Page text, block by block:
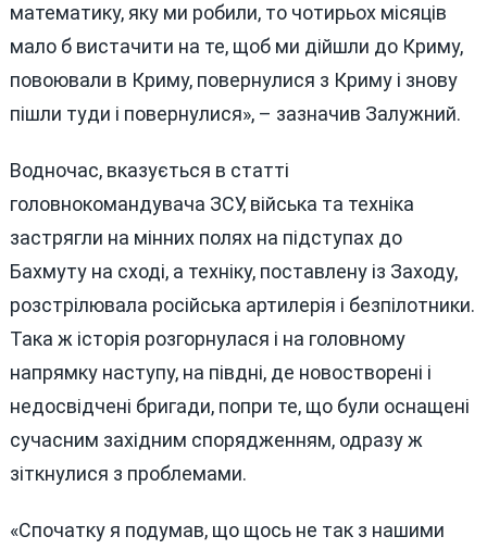
математику, яку ми робили, то чотирьох місяців
мало б вистачити на те, щоб ми дійшли до Криму,
повоювали в Криму, повернулися з Криму і знову
пішли туди і повернулися», – зазначив Залужний.
Водночас, вказується в статті
головнокомандувача ЗСУ, війська та техніка
застрягли на мінних полях на підступах до
Бахмуту на сході, а техніку, поставлену із Заходу,
розстрілювала російська артилерія і безпілотники.
Така ж історія розгорнулася і на головному
напрямку наступу, на півдні, де новостворені і
недосвідчені бригади, попри те, що були оснащені
сучасним західним спорядженням, одразу ж
зіткнулися з проблемами.
«Спочатку я подумав, що щось не так з нашими